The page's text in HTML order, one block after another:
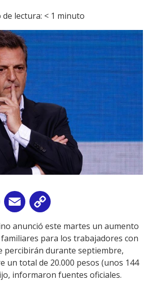
lectura: < 1 minuto
WhatsApp
Email
Link
anunció este martes un aumento
para los trabajadores con
percibirán durante septiembre,
un total de 20.000 pesos (unos 144
informaron fuentes oficiales.